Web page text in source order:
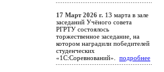
17 Март 2026 г. 13 марта в зале
заседаний Учёного совета
РГРТУ состоялось
торжественное заседание, на
котором наградили победителей
студенческих
«1С:Соревнований». подробнее